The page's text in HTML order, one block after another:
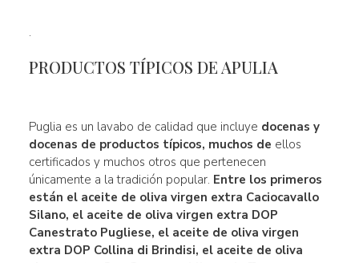
.
PRODUCTOS TÍPICOS DE APULIA
Puglia es un lavabo de calidad que incluye docenas y
docenas de productos típicos, muchos de ellos
certificados y muchos otros que pertenecen
únicamente a la tradición popular. Entre los primeros
están el aceite de oliva virgen extra Caciocavallo
Silano, el aceite de oliva virgen extra DOP
Canestrato Pugliese, el aceite de oliva virgen
extra DOP Collina di Brindisi, el aceite de oliva